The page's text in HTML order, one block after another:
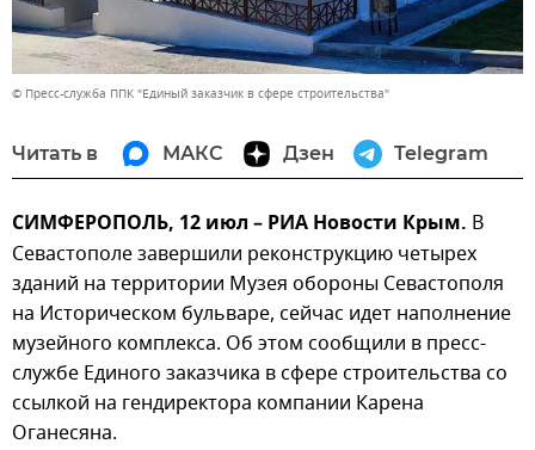
© Пресс-служба ППК "Единый заказчик в сфере строительства"
Читать в МАКС Дзен Telegram
СИМФЕРОПОЛЬ, 12 июл – РИА Новости Крым. В
Севастополе завершили реконструкцию четырех
зданий на территории Музея обороны Севастополя
на Историческом бульваре, сейчас идет наполнение
музейного комплекса. Об этом сообщили в пресс-
службе Единого заказчика в сфере строительства со
ссылкой на гендиректора компании Карена
Оганесяна.